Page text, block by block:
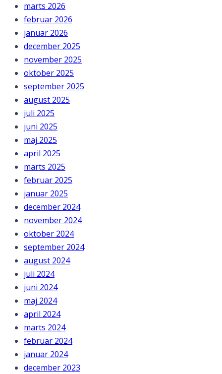
marts 2026
februar 2026
januar 2026
december 2025
november 2025
oktober 2025
september 2025
august 2025
juli 2025
juni 2025
maj 2025
april 2025
marts 2025
februar 2025
januar 2025
december 2024
november 2024
oktober 2024
september 2024
august 2024
juli 2024
juni 2024
maj 2024
april 2024
marts 2024
februar 2024
januar 2024
december 2023